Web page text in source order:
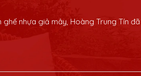
nhựa giả mây, Hoàng Trung Tín